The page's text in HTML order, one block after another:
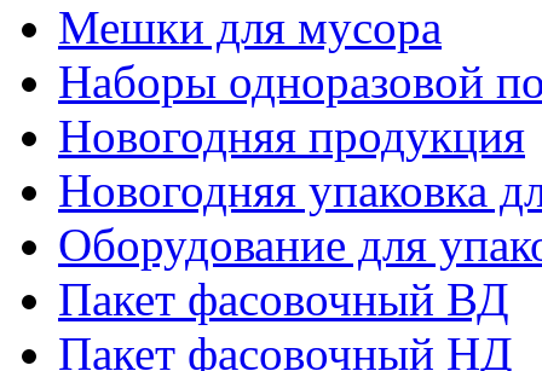
Мешки для мусора
Наборы одноразовой
Новогодняя продукция
Новогодняя упаковка
Оборудование для
Пакет фасовочный ВД
Пакет фасовочный НД